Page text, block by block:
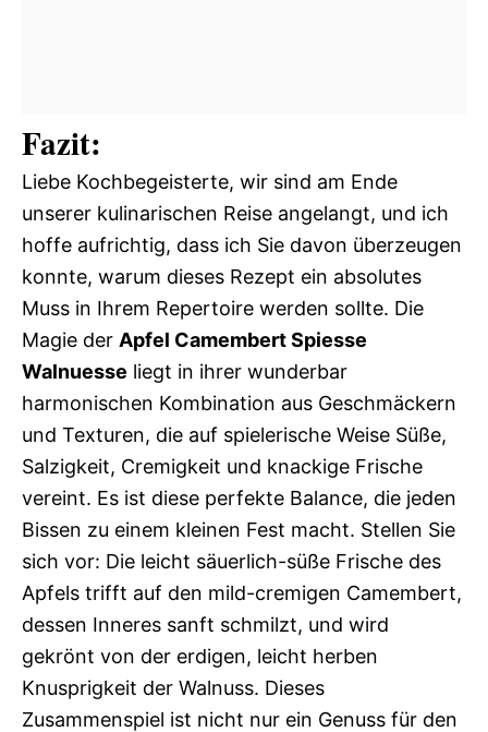
Fazit:
Liebe Kochbegeisterte, wir sind am Ende
unserer kulinarischen Reise angelangt, und ich
hoffe aufrichtig, dass ich Sie davon überzeugen
konnte, warum dieses Rezept ein absolutes
Muss in Ihrem Repertoire werden sollte. Die
Magie der Apfel Camembert Spiesse
Walnuesse liegt in ihrer wunderbar
harmonischen Kombination aus Geschmäckern
und Texturen, die auf spielerische Weise Süße,
Salzigkeit, Cremigkeit und knackige Frische
vereint. Es ist diese perfekte Balance, die jeden
Bissen zu einem kleinen Fest macht. Stellen Sie
sich vor: Die leicht säuerlich-süße Frische des
Apfels trifft auf den mild-cremigen Camembert,
dessen Inneres sanft schmilzt, und wird
gekrönt von der erdigen, leicht herben
Knusprigkeit der Walnuss. Dieses
Zusammenspiel ist nicht nur ein Genuss für den